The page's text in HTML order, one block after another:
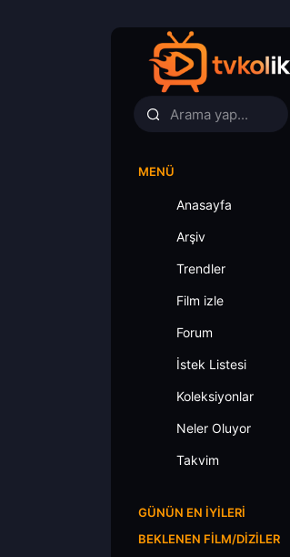
MENÜ
Anasayfa
Arşiv
Trendler
Film izle
Forum
İstek Listesi
Koleksiyonlar
Neler Oluyor
Takvim
GÜNÜN EN İYILERI
BEKLENEN FILM/DIZILER